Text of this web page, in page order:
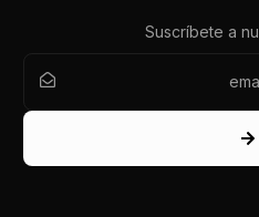
Suscríbete a